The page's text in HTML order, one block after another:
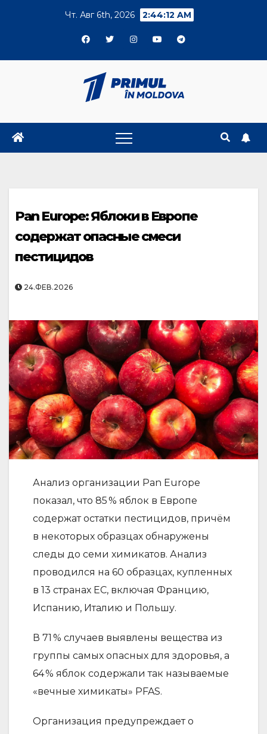
Чт. Авг 6th, 2026 2:44:13 AM
Pan Europe: Яблоки в Европе
содержат опасные смеси
пестицидов
24.ФЕВ.2026
Анализ организации Pan Europe
показал, что 85 % яблок в Европе
содержат остатки пестицидов, причём
в некоторых образцах обнаружены
следы до семи химикатов. Анализ
проводился на 60 образцах, купленных
в 13 странах ЕС, включая Францию,
Испанию, Италию и Польшу.
В 71 % случаев выявлены вещества из
группы самых опасных для здоровья, а
64 % яблок содержали так называемые
«вечные химикаты» PFAS.
Организация предупреждает о